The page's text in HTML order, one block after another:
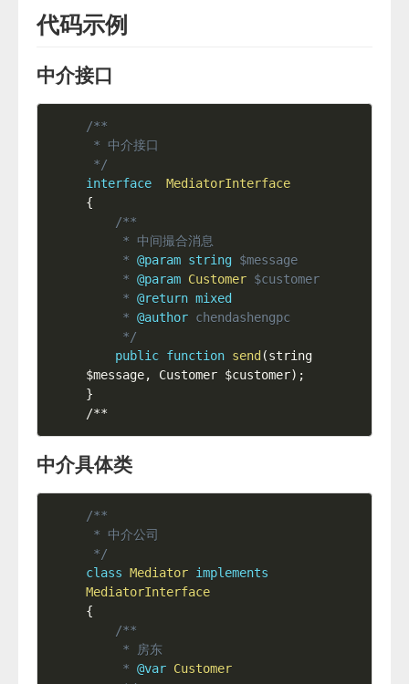
代码示例
中介接口
/**
*/
interface
MediatorInterface
{
/**
     *
@param string $message
     *
@param Customer $customer
     *
@return mixed
     *
@author chendashengpc
     */
public function send (
$message, Customer $customer) ;
}
/**
中介具体类
/**
*/
class Mediator implements
MediatorInterface
{
/**
     *
@var Customer